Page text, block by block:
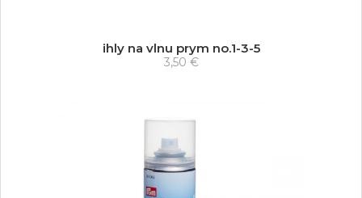
ihly na vlnu prym no.1-3-5
3,50 €